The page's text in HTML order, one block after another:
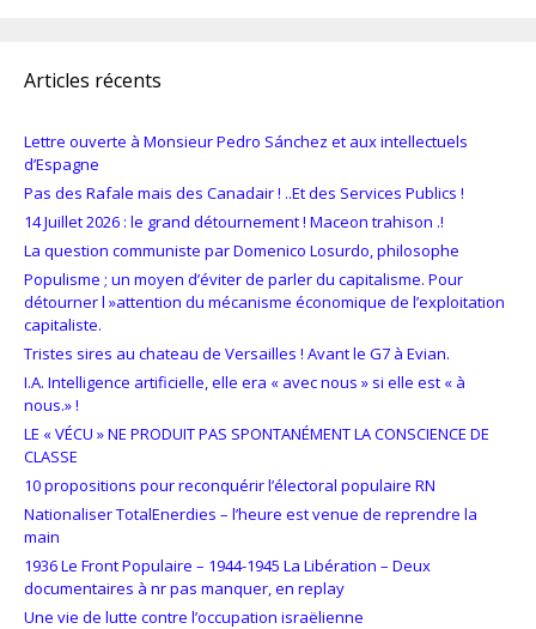
Articles récents
Lettre ouverte à Monsieur Pedro Sánchez et aux intellectuels
d’Espagne
Pas des Rafale mais des Canadair ! ..Et des Services Publics !
14 Juillet 2026 : le grand détournement ! Maceon trahison .!
La question communiste par Domenico Losurdo, philosophe
Populisme ; un moyen d’éviter de parler du capitalisme. Pour
détourner l »attention du mécanisme économique de l’exploitation
capitaliste.
Tristes sires au chateau de Versailles ! Avant le G7 à Evian.
I.A. Intelligence artificielle, elle era « avec nous » si elle est « à
nous.» !
LE « VÉCU » NE PRODUIT PAS SPONTANÉMENT LA CONSCIENCE DE
CLASSE
10 propositions pour reconquérir l’électoral populaire RN
Nationaliser TotalEnerdies – l’heure est venue de reprendre la
main
1936 Le Front Populaire – 1944-1945 La Libération – Deux
documentaires à nr pas manquer, en replay
Une vie de lutte contre l’occupation israëlienne